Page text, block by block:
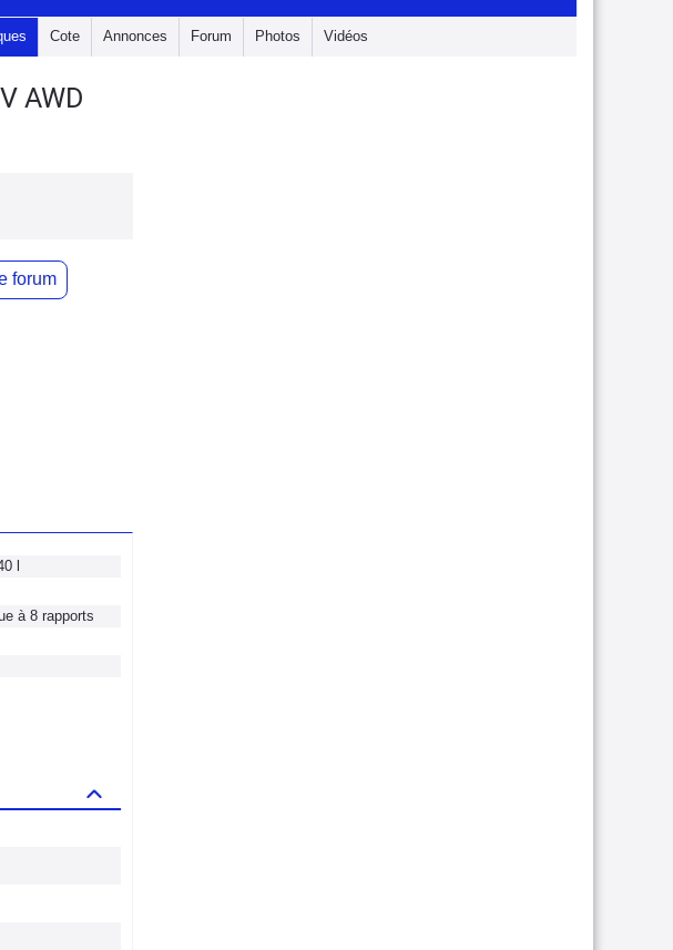
Cote Annonces Forum Photos Vidéos
AWD
forum
l
à 8 rapports